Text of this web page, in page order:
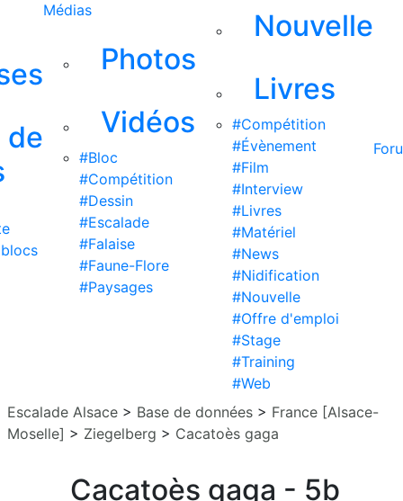
de
Médias
Photos
Vidéos
#Bloc
#Compétition
#Dessin
#Escalade
#Falaise
#Faune-Flore
#Paysages
Nouvelle
Livres
#Compétition
#Évènement
#Film
#Interview
#Livres
#Matériel
#News
#Nidification
#Nouvelle
#Offre d'emploi
#Stage
#Training
#Web
Escalade Alsace > Base de données > France [Alsace-
Moselle] > Ziegelberg > Cacatoès gaga
Cacatoès gaga - 5b